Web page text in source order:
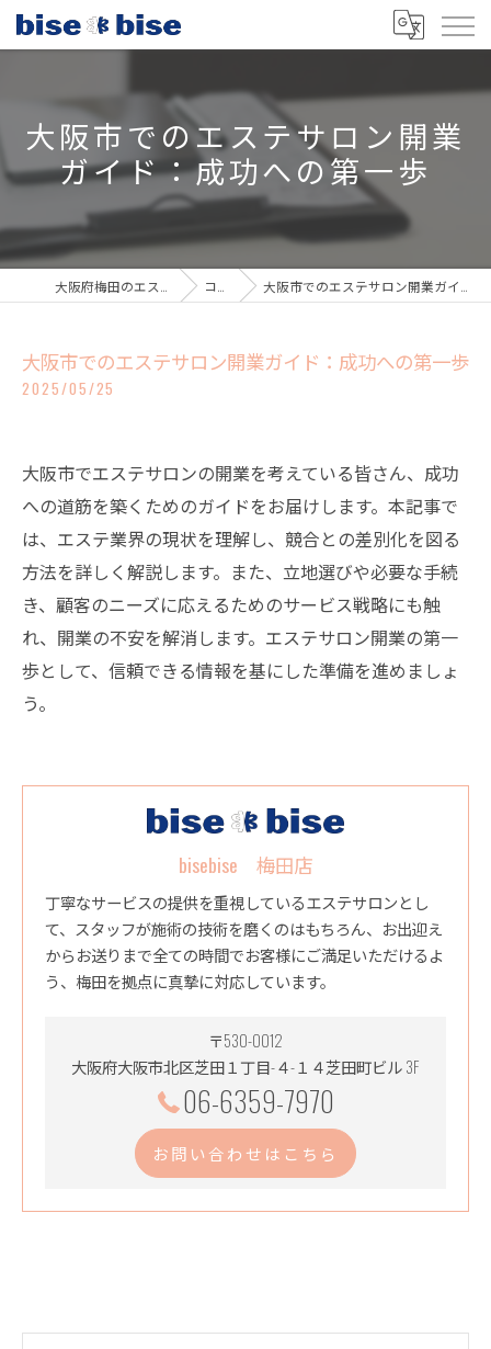
大阪市でのエステサロン開業
ガイド：成功への第一歩
大阪府梅田のエステならbisebise コラム 大阪市でのエステサロン開業ガイド：成功への第一歩
大阪市でのエステサロン開業ガイド：成功への第一歩
2025/05/25
大阪市でエステサロンの開業を考えている皆さん、成功
への道筋を築くためのガイドをお届けします。本記事で
は、エステ業界の現状を理解し、競合との差別化を図る
方法を詳しく解説します。また、立地選びや必要な手続
き、顧客のニーズに応えるためのサービス戦略にも触
れ、開業の不安を解消します。エステサロン開業の第一
歩として、信頼できる情報を基にした準備を進めましょ
う。
bisebise 梅田店
丁寧なサービスの提供を重視しているエステサロンとし
て、スタッフが施術の技術を磨くのはもちろん、お出迎え
からお送りまで全ての時間でお客様にご満足いただけるよ
う、梅田を拠点に真摯に対応しています。
〒530-0012
大阪府大阪市北区芝田１丁目-４-１４芝田町ビル 3F
06-6359-7970
お問い合わせはこちら